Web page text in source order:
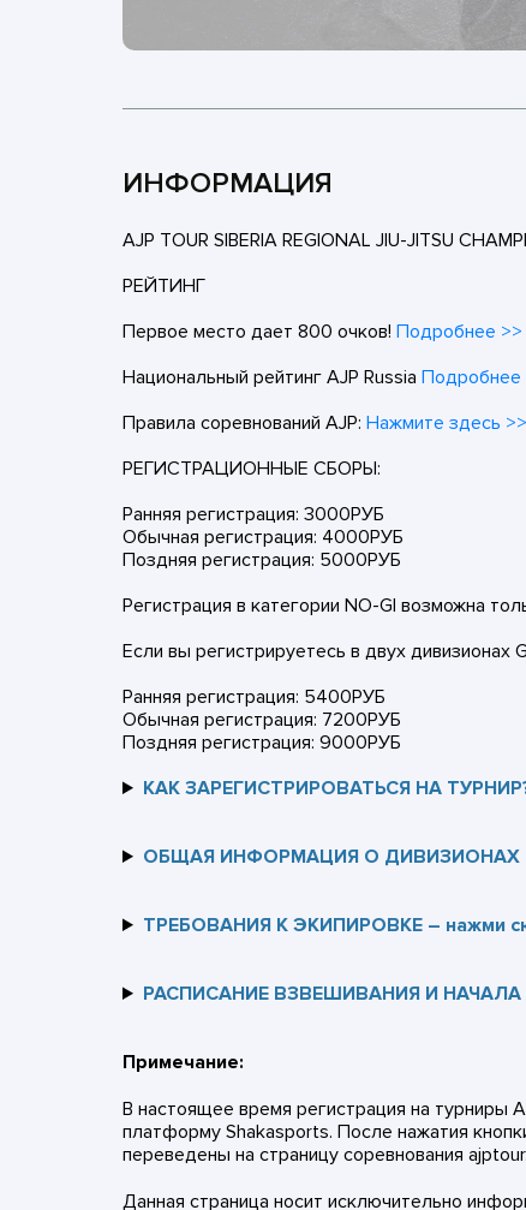
ИНФОРМАЦИЯ
AJP TOUR SIBERIA REGIONAL JIU-JITSU
РЕЙТИНГ
Первое место дает 800 очков! Подробнее >>
Национальный рейтинг AJP Russia Подробнее
Правила соревнований AJP: Нажмите здесь >>
РЕГИСТРАЦИОННЫЕ СБОРЫ:
Ранняя регистрация: 3000РУБ
Обычная регистрация: 4000РУБ
Поздняя регистрация: 5000РУБ
Регистрация в категории NO-GI возможна
Если вы регистрируетесь в двух дивизионах
Ранняя регистрация: 5400РУБ
Обычная регистрация: 7200РУБ
Поздняя регистрация: 9000РУБ
КАК ЗАРЕГИСТРИРОВАТЬСЯ НА
ОБЩАЯ ИНФОРМАЦИЯ О ДИВИЗИОНАХ
ТРЕБОВАНИЯ К ЭКИПИРОВКЕ – нажми
РАСПИСАНИЕ ВЗВЕШИВАНИЯ И
Примечание:
В настоящее время регистрация на турниры
платформу Shakasports. После нажатия
переведены на страницу соревнования
Данная страница носит исключительно